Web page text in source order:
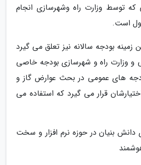
که توسط وزارت راه وشهرسازی انجام
است.
زمینه بودجه سالانه نیز تعلق می گیرد
و وزارت راه و شهرسازی بودجه خاصی
های عمومی در بحث عوارض گاز و
قرار می گیرد که استفاده می
بنیان در حوزه نرم افزار و سخت